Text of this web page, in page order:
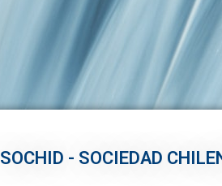
SOCHID - SOCIEDAD